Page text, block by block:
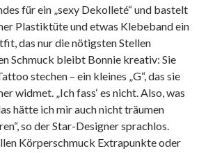
für ein „sexy Dekolleté“ und bastelt
Plastiktüte und etwas Klebeband ein
das nur die nötigsten Stellen
Schmuck bleibt Bonnie kreativ: Sie
stechen – ein kleines „G“, das sie
widmet. „Ich fass‘ es nicht. Also, was
hätte ich mir auch nicht träumen
so der Star-Designer sprachlos.
Körperschmuck Extrapunkte oder